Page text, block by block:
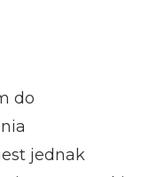
do
jednak